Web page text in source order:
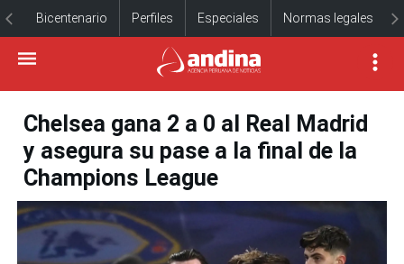
Bicentenario Perfiles Especiales Normas legales
Chelsea gana 2 a 0 al Real Madrid
y asegura su pase a la final de la
Champions League